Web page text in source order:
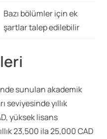
Bazı bölümler için ek
şartlar talep edilebilir
sunulan akademik
seviyesinde yıllık
yüksek lisans
23,500 ila 25,000 CAD